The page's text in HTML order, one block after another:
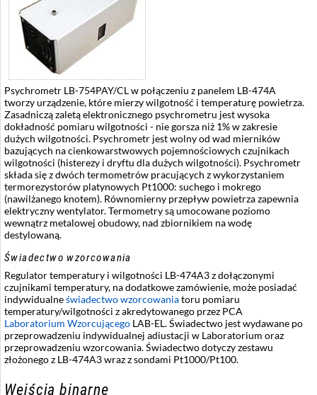
Psychrometr LB-754PAY/CL w połączeniu z panelem LB-474A
tworzy urządzenie, które mierzy wilgotność i temperaturę powietrza.
Zasadniczą zaletą elektronicznego psychrometru jest wysoka
dokładność pomiaru wilgotności - nie gorsza niż 1% w zakresie
dużych wilgotności. Psychrometr jest wolny od wad mierników
bazujących na cienkowarstwowych pojemnościowych czujnikach
wilgotności (histerezy i dryftu dla dużych wilgotności). Psychrometr
składa się z dwóch termometrów pracujących z wykorzystaniem
termorezystorów platynowych Pt1000: suchego i mokrego
(nawilżanego knotem). Równomierny przepływ powietrza zapewnia
elektryczny wentylator. Termometry są umocowane poziomo
wewnątrz metalowej obudowy, nad zbiornikiem na wodę
destylowaną.
Świadectwo wzorcowania
Regulator temperatury i wilgotności LB-474A3 z dołączonymi
czujnikami temperatury, na dodatkowe zamówienie, może posiadać
indywidualneświadectwo wzorcowaniatoru pomiaru
temperatury/wilgotności z akredytowanego przez PCA
Laboratorium Wzorcującego LAB-EL. Świadectwo jest wydawane po
przeprowadzeniu indywidualnej adiustacji w Laboratorium oraz
przeprowadzeniu wzorcowania. Świadectwo dotyczy zestawu
złożonego z LB-474A3 wraz z sondami Pt1000/Pt100.
Wejścia binarne